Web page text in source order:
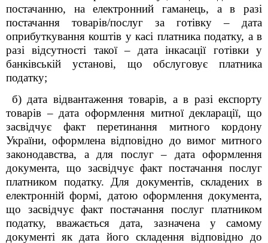
постачанню, на електронний гаманець, а в разі
постачання товарів/послуг за готівку ‒ дата
оприбуткування коштів у касі платника податку, а в
разі відсутності такої ‒ дата інкасації готівки у
банківській установі, що обслуговує платника
податку;
б) дата відвантаження товарів, а в разі експорту
товарів ‒ дата оформлення митної декларації, що
засвідчує факт перетинання митного кордону
України, оформлена відповідно до вимог митного
законодавства, а для послуг ‒ дата оформлення
документа, що засвідчує факт постачання послуг
платником податку. Для документів, складених в
електронній формі, датою оформлення документа,
що засвідчує факт постачання послуг платником
податку, вважається дата, зазначена у самому
документі як дата його складення відповідно до